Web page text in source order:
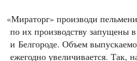
«Мираторг» производи
по их производству запущены
и Белгороде. Объем
ежегодно увеличивается. Так,